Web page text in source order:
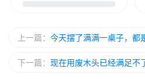
上一篇： 今天摆了满满一桌子，都
下一篇： 现在用废木头已经满足不